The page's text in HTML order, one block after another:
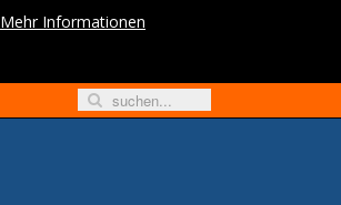
Mehr Informationen